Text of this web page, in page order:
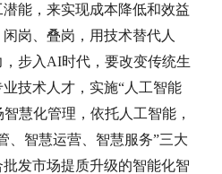
能，来实现成本降低和效益
岗、叠岗，用技术替代人
步入AI时代，要改变传统生
技术人才，实施“人工智能
慧化管理，依托人工智能，
、智慧运营、智慧服务”三大
发市场提质升级的智能化智